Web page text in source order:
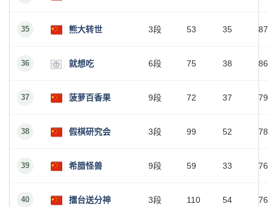
35 熊大转世 3段 53 35
36 就想吃 6段 75 38
37 菠萝百香果 9段 72 37
38 假棋研究会 3段 99 52
39 希腊怪兽 9段 59 33
40 擂台送分神 3段 110 54